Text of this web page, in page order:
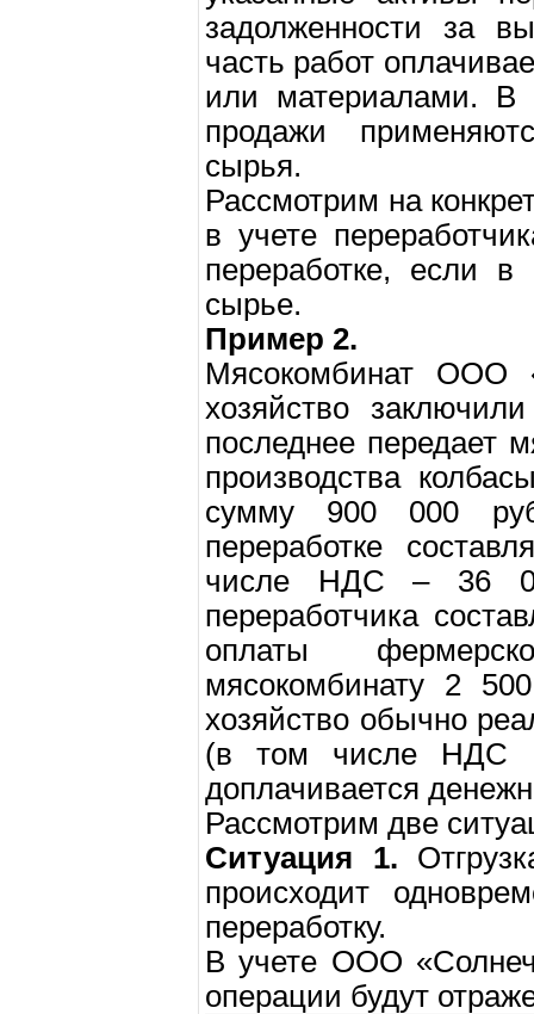
задолженности за
часть работ
или материалами. В
продажи
сырья.
Рассмотрим на
в учете
переработке, если в
сырье.
Пример 2.
Мясокомбинат ООО
хозяйство
последнее передает
производства
сумму 900 000
переработке
числе НДС – 36
переработчика
оплаты
мясокомбинату 2
хозяйство обычно
(в том числе НДС
доплачивается
Рассмотрим две
Ситуация 1.
происходит
переработку.
В учете ООО
операции будут